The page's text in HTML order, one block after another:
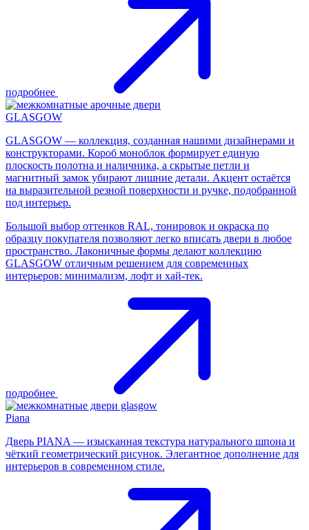
подробнее
GLASGOW
GLASGOW — коллекция, созданная нашими дизайнерами и
конструкторами. Короб моноблок формирует единую
плоскость полотна и наличника, а скрытые петли и
магнитный замок убирают лишние детали. Акцент остаётся
на выразительной резной поверхности и ручке, подобранной
под интерьер.
Большой выбор оттенков RAL, тонировок и окраска по
образцу покупателя позволяют легко вписать двери в любое
пространство. Лаконичные формы делают коллекцию
GLASGOW отличным решением для современных
интерьеров: минимализм, лофт и хай-тек.
подробнее
Piana
Дверь PIANA — изысканная текстура натурального шпона и
чёткий геометрический рисунок. Элегантное дополнение для
интерьеров в современном стиле.